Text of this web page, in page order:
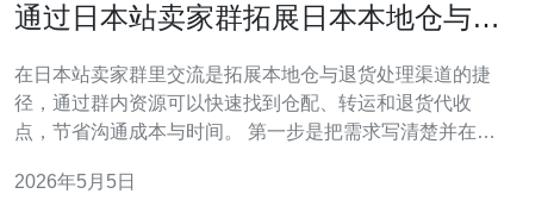
通过日本站卖家群拓展日本本地仓与退
在日本站卖家群里交流是拓展本地仓与退货处理渠道的捷
径，通过群内资源可以快速找到仓配、转运和退货代收
点，节省沟通成本与时间。 第一步是把需求写清楚并在群
逆向物流的具体要求，方便有资源的供应商直接联系。 在
2026年5月5日